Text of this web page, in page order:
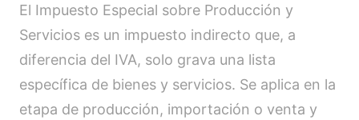
El Impuesto Especial sobre Producción y
Servicios es un impuesto indirecto que, a
diferencia del IVA, solo grava una lista
específica de bienes y servicios. Se aplica en la
etapa de producción, importación o venta y